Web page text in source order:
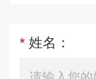
* 姓名：